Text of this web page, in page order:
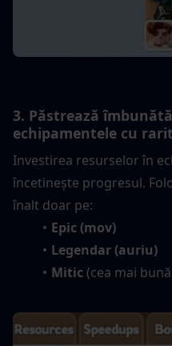
3. Păstrează
echipamentele cu
Investirea resurselor în
încetinește progresul.
înalt doar pe:
Epic (mov)
Legendar (auriu)
Mitic (cea mai